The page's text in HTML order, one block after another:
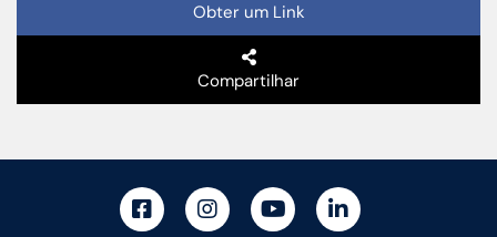
Obter um Link
Compartilhar